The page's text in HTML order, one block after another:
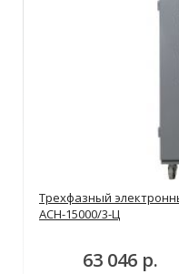
Трехфазный
АСН-15000/3-Ц
63 046 р.